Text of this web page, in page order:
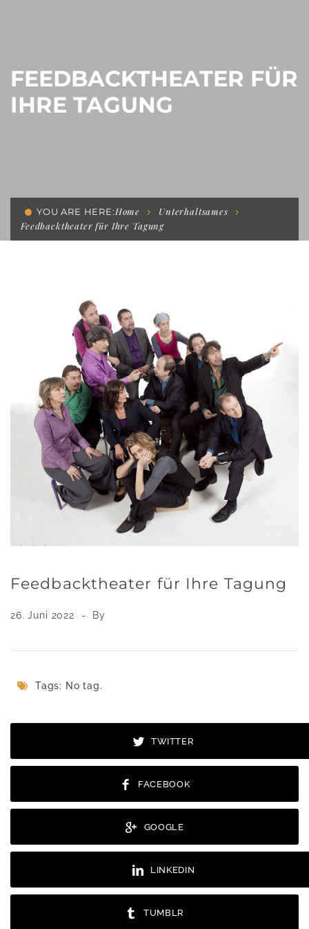
FEEDBACKTHEATER FÜR
IHRE TAGUNG
YOU ARE HERE:Home
Unterhaltsames
Feedbacktheater für Ihre Tagung
Feedbacktheater für Ihre Tagung
26. Juni 2022 By
Tags: No tag.
TWITTER
FACEBOOK
GOOGLE
LINKEDIN
TUMBLR